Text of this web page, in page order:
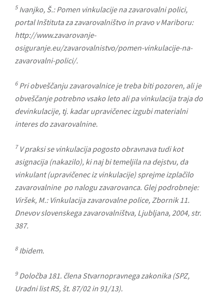
5 Ivanjko, Š.: Pomen vinkulacije na zavarovalni polici,
portal Inštituta za zavarovalništvo in pravo v Mariboru:
http://www.zavarovanje-
osiguranje.eu/zavarovalnistvo/pomen-vinkulacije-na-
zavarovalni-polici/.
6Pri obveščanju zavarovalnice je treba biti pozoren, ali je
obveščanje potrebno vsako leto ali pa vinkulacija traja do
devinkulacije, tj. kadar upravičenec izgubi materialni
interes do zavarovalnine.
7V praksi se vinkulacija pogosto obravnava tudi kot
asignacija (nakazilo), ki naj bi temeljila na dejstvu, da
vinkulant (upravičenec iz vinkulacije) sprejme izplačilo
zavarovalnine po nalogu zavarovanca. Glej podrobneje:
Viršek, M.: Vinkulacija zavarovalne police, Zbornik 11.
Dnevov slovenskega zavarovalništva, Ljubljana, 2004, str.
387.
8Ibidem.
9Določba 181. člena Stvarnopravnega zakonika (SPZ,
Uradni list RS, št. 87/02 in 91/13).